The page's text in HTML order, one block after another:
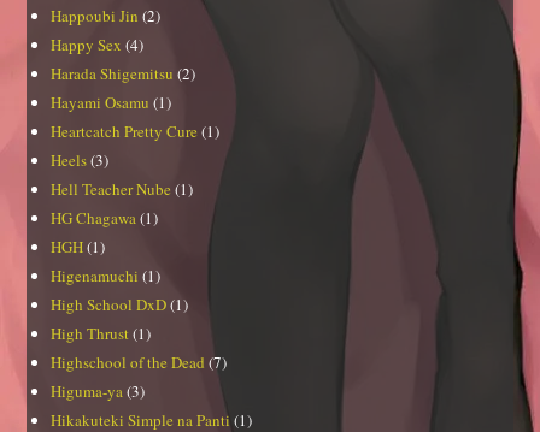
Happoubi Jin (2)
Happy Sex (4)
Harada Shigemitsu (2)
Hayami Osamu (1)
Heartcatch Pretty Cure (1)
Heels(3)
Hell Teacher Nube (1)
HG Chagawa (1)
HGH(1)
Higenamuchi (1)
High School DxD(1)
High Thrust (1)
Highschool of the Dead (7)
Higuma-ya (3)
Hikakuteki Simple na Panti (1)